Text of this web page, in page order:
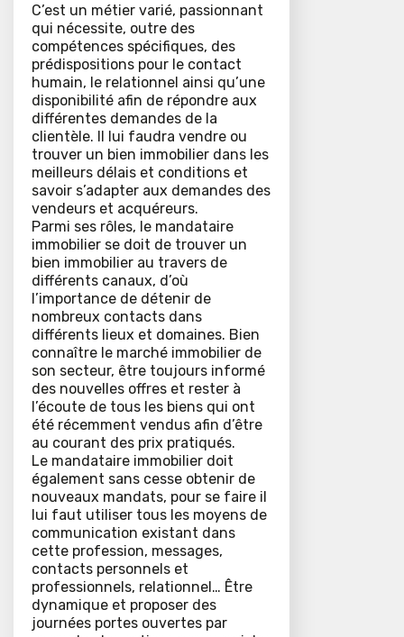
C’est un métier varié, passionnant
qui nécessite, outre des
compétences spécifiques, des
prédispositions pour le contact
humain, le relationnel ainsi qu’une
disponibilité afin de répondre aux
différentes demandes de la
clientèle. Il lui faudra vendre ou
trouver un bien immobilier dans les
meilleurs délais et conditions et
savoir s’adapter aux demandes des
vendeurs et acquéreurs.
Parmi ses rôles, le mandataire
immobilier se doit de trouver un
bien immobilier au travers de
différents canaux, d’où
l’importance de détenir de
nombreux contacts dans
différents lieux et domaines. Bien
connaître le marché immobilier de
son secteur, être toujours informé
des nouvelles offres et rester à
l’écoute de tous les biens qui ont
été récemment vendus afin d’être
au courant des prix pratiqués.
Le mandataire immobilier doit
également sans cesse obtenir de
nouveaux mandats, pour se faire il
lui faut utiliser tous les moyens de
communication existant dans
cette profession, messages,
contacts personnels et
professionnels, relationnel… Être
dynamique et proposer des
journées portes ouvertes par